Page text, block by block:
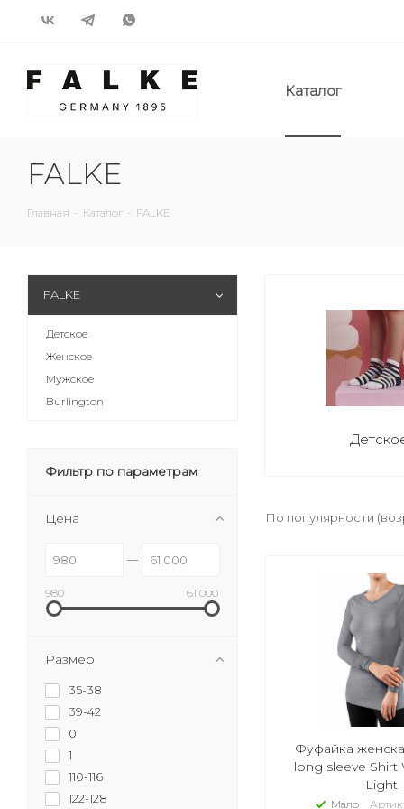
Каталог
FALKE
Главная - Каталог - FALKE
По популярности
Фуфайка
long sleeve Shirt
Light
Мало
FALKE
Детское
Женское
Мужское
Burlington
Фильтр по параметрам
Цена
980 61 000
Размер
35-38
39-42
0
1
110-116
122-128